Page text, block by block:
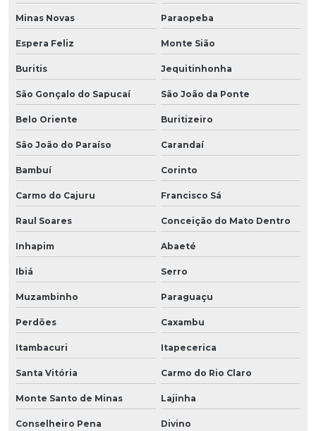
Minas Novas Paraopeba
Espera Feliz Monte Sião
Buritis Jequitinhonha
São Gonçalo do Sapucaí São João da Ponte
Belo Oriente Buritizeiro
São João do Paraíso Carandaí
Bambuí Corinto
Carmo do Cajuru Francisco Sá
Raul Soares Conceição do Mato Dentro
Inhapim Abaeté
Ibiá Serro
Muzambinho Paraguaçu
Perdões Caxambu
Itambacuri Itapecerica
Santa Vitória Carmo do Rio Claro
Monte Santo de Minas Lajinha
Conselheiro Pena Divino